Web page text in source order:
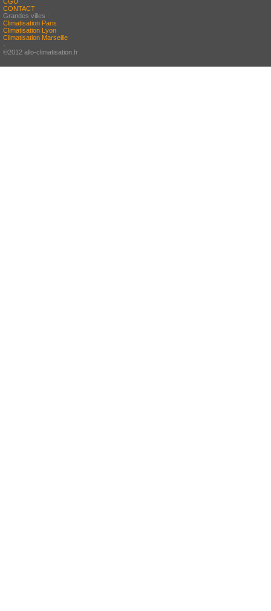
CONTACT
Grandes villes :
Climatisation Paris
Climatisation Lyon
Climatisation Marseille
-
©2012 allo-climatisation.fr